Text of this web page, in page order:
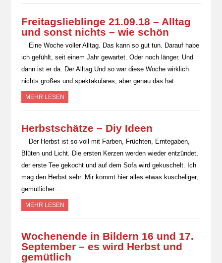
Freitagslieblinge 21.09.18 – Alltag
und sonst nichts – wie schön
Eine Woche voller Alltag. Das kann so gut tun. Darauf habe
ich gefühlt, seit einem Jahr gewartet. Oder noch länger. Und
dann ist er da. Der Alltag.Und so war diese Woche wirklich
nichts großes und spektakuläres, aber genau das hat…
MEHR LESEN
Herbstschätze – Diy Ideen
Der Herbst ist so voll mit Farben, Früchten, Erntegaben,
Blüten und Licht. Die ersten Kerzen werden wieder entzündet,
der erste Tee gekocht und auf dem Sofa wird gekuschelt. Ich
mag den Herbst sehr. Mir kommt hier alles etwas kuscheliger,
gemütlicher…
MEHR LESEN
Wochenende in Bildern 16 und 17.
September – es wird Herbst und
gemütlich